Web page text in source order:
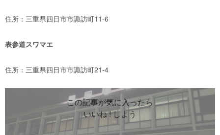
住所：三重県四日市市諏訪町11-6
表参道スワマエ
住所：三重県四日市市諏訪町21-4
この記事が気に入ったら
いいね ! しよう